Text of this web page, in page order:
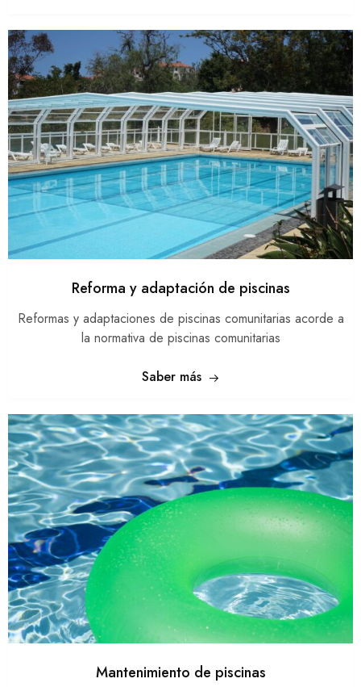
Reforma y adaptación de piscinas
Reformas y adaptaciones de piscinas comunitarias acorde a
la normativa de piscinas comunitarias
Saber más
Mantenimiento de piscinas